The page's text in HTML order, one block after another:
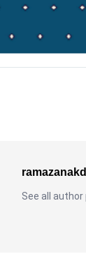
See all